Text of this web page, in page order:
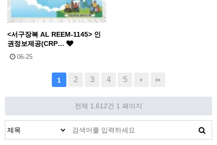
<서구장복 AL REEM-1145> 인
권정보제공(CRP…
06-25
1 2 3 4 5
전체 1,612건 1 페이지